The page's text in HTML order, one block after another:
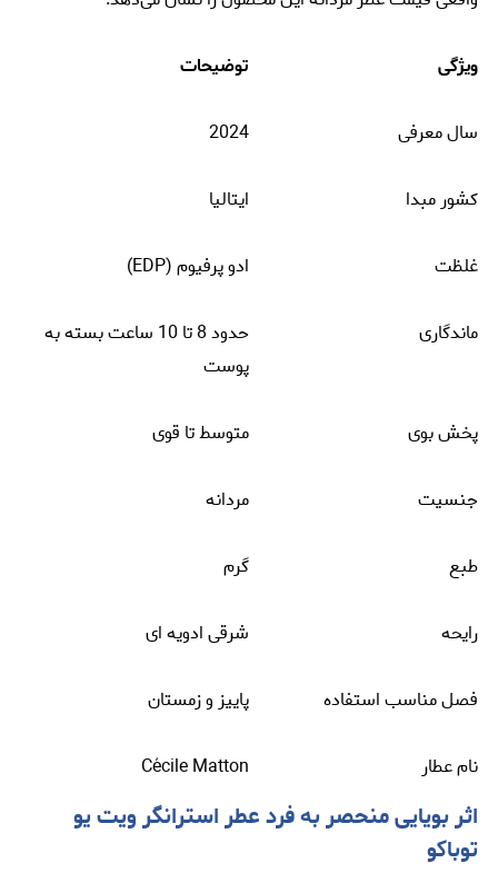
ویژگی توضیحات
سال معرفی 2024
کشور مبدا ایتالیا
غلظت ادو پرفیوم (EDP)
ماندگاری
حدود 8 تا 10 ساعت بسته به
پوست
پخش بوی متوسط تا قوی
جنسیت مردانه
طبع گرم
رایحه شرقی ادویه ای
فصل مناسب استفاده پاییز و زمستان
نام عطار CécileMatton
اثر بویایی منحصر به ‌فرد عطر استرانگر ویت یو
توباکو